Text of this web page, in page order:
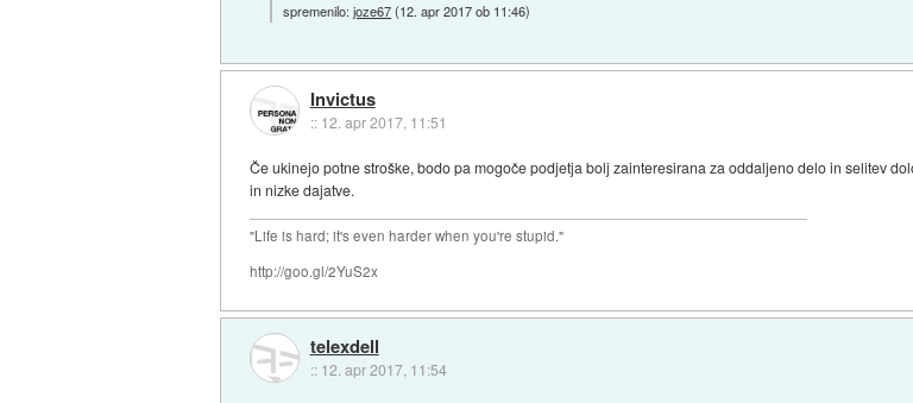
spremenilo:joze67(12. apr 2017 ob 11:46)
Invictus
:: 12. apr 2017, 11:51
Če ukinejo potne stroške, bodo pa mogoče podjetja bolj zainteresirana za oddaljeno delo in selitev
in nizke dajatve.
"Life is hard; it's even harder when you're stupid."
http://goo.gl/2YuS2x
telexdell
:: 12. apr 2017, 11:54